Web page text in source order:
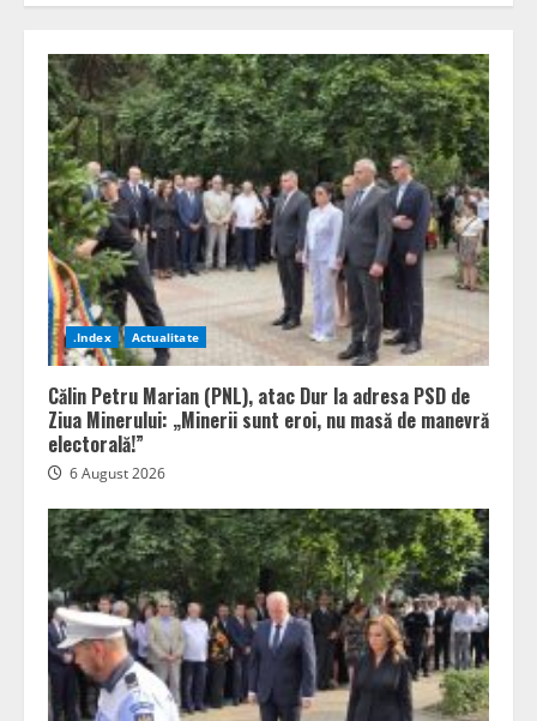
.Index Actualitate
Călin Petru Marian (PNL), atac Dur la adresa PSD de
Ziua Minerului: „Minerii sunt eroi, nu masă de manevră
electorală!”
6 August 2026